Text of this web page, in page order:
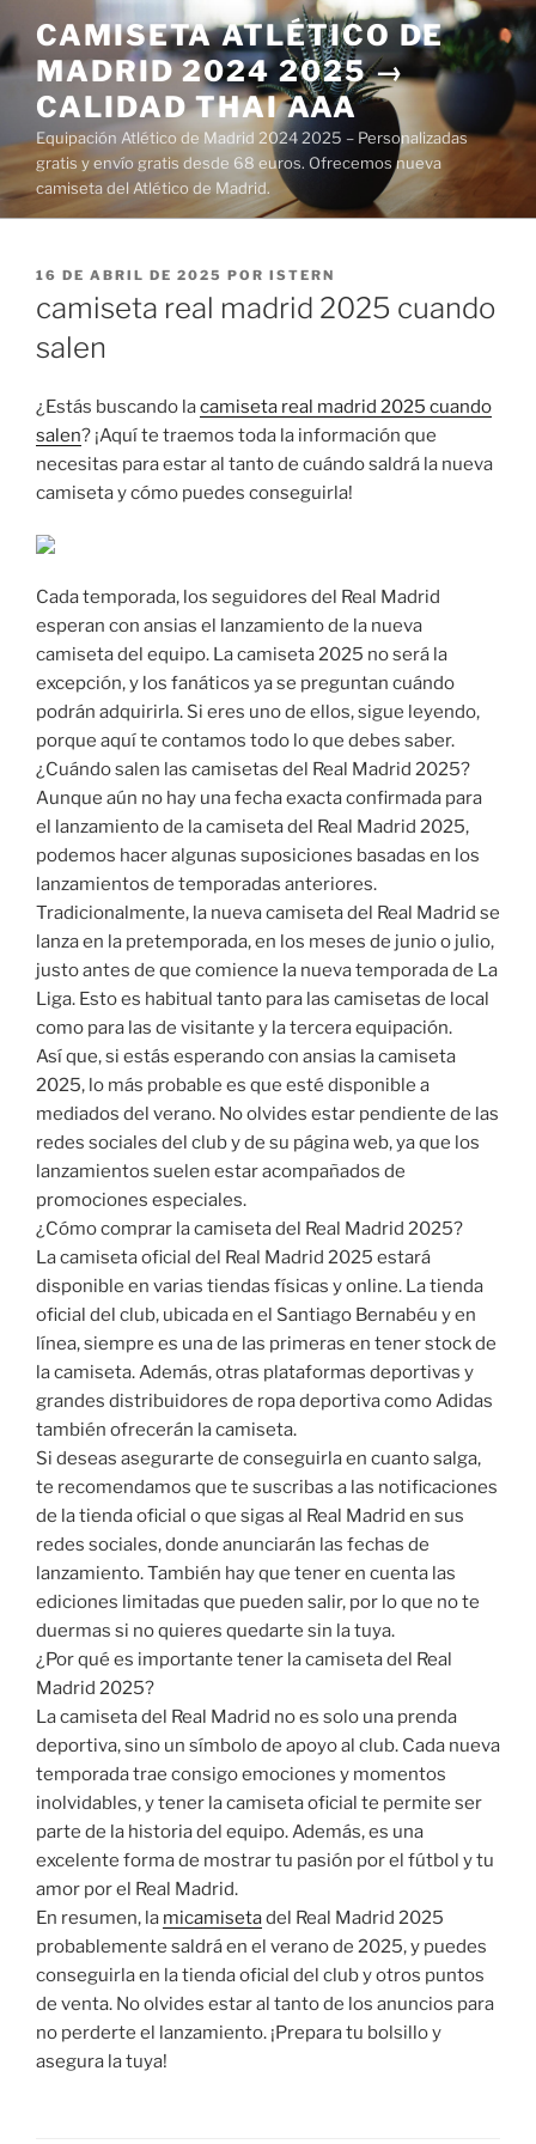
al
contenido
CAMISETA ATLÉTICO DE
MADRID 2024 2025 →
CALIDAD THAI AAA
Equipación Atlético de Madrid 2024 2025 – Personalizadas
gratis y envío gratis desde 68 euros. Ofrecemos nueva
camiseta del Atlético de Madrid.
PUBLICADO
16 DE ABRIL DE 2025 POR ISTERN
camiseta real madrid 2025 cuando
salen
¿Estás buscando lacamiseta real madrid 2025 cuando
salen? ¡Aquí te traemos toda la información que
necesitas para estar al tanto de cuándo saldrá la nueva
camiseta y cómo puedes conseguirla!
Cada temporada, los seguidores del Real Madrid
esperan con ansias el lanzamiento de la nueva
camiseta del equipo. La camiseta 2025 no será la
excepción, y los fanáticos ya se preguntan cuándo
podrán adquirirla. Si eres uno de ellos, sigue leyendo,
porque aquí te contamos todo lo que debes saber.
¿Cuándo salen las camisetas del Real Madrid 2025?
Aunque aún no hay una fecha exacta confirmada para
el lanzamiento de la camiseta del Real Madrid 2025,
podemos hacer algunas suposiciones basadas en los
lanzamientos de temporadas anteriores.
Tradicionalmente, la nueva camiseta del Real Madrid se
lanza en la pretemporada, en los meses de junio o julio,
justo antes de que comience la nueva temporada de La
Liga. Esto es habitual tanto para las camisetas de local
como para las de visitante y la tercera equipación.
Así que, si estás esperando con ansias la camiseta
2025, lo más probable es que esté disponible a
mediados del verano. No olvides estar pendiente de las
redes sociales del club y de su página web, ya que los
lanzamientos suelen estar acompañados de
promociones especiales.
¿Cómo comprar la camiseta del Real Madrid 2025?
La camiseta oficial del Real Madrid 2025 estará
disponible en varias tiendas físicas y online. La tienda
oficial del club, ubicada en el Santiago Bernabéu y en
línea, siempre es una de las primeras en tener stock de
la camiseta. Además, otras plataformas deportivas y
grandes distribuidores de ropa deportiva como Adidas
también ofrecerán la camiseta.
Si deseas asegurarte de conseguirla en cuanto salga,
te recomendamos que te suscribas a las notificaciones
de la tienda oficial o que sigas al Real Madrid en sus
redes sociales, donde anunciarán las fechas de
lanzamiento. También hay que tener en cuenta las
ediciones limitadas que pueden salir, por lo que no te
duermas si no quieres quedarte sin la tuya.
¿Por qué es importante tener la camiseta del Real
Madrid 2025?
La camiseta del Real Madrid no es solo una prenda
deportiva, sino un símbolo de apoyo al club. Cada nueva
temporada trae consigo emociones y momentos
inolvidables, y tener la camiseta oficial te permite ser
parte de la historia del equipo. Además, es una
excelente forma de mostrar tu pasión por el fútbol y tu
amor por el Real Madrid.
En resumen, la micamisetadel Real Madrid 2025
probablemente saldrá en el verano de 2025, y puedes
conseguirla en la tienda oficial del club y otros puntos
de venta. No olvides estar al tanto de los anuncios para
no perderte el lanzamiento. ¡Prepara tu bolsillo y
asegura la tuya!